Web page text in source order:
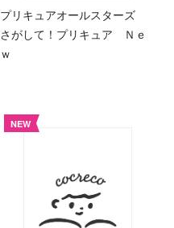
プリキュアオールスターズ
さがして！プリキュア Ｎｅ
ｗ
NEW